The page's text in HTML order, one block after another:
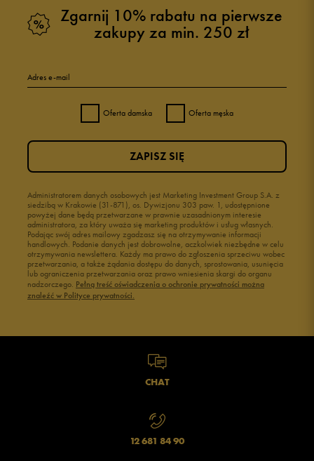
Zgarnij 10% rabatu na pierwsze
zakupy za min. 250 zł
Adres e-mail
Oferta damska Oferta męska
Administratorem danych osobowych jest Marketing Investment Group S.A. z
siedzibą w Krakowie (31-871), os. Dywizjonu 303 paw. 1, udostępnione
powyżej dane będą przetwarzane w prawnie uzasadnionym interesie
administratora, za który uważa się marketing produktów i usług własnych.
Podając swój adres mailowy zgadzasz się na otrzymywanie informacji
handlowych. Podanie danych jest dobrowolne, aczkolwiek niezbędne w celu
otrzymywania newslettera. Każdy ma prawo do zgłoszenia sprzeciwu wobec
przetwarzania, a także żądania dostępu do danych, sprostowania, usunięcia
lub ograniczenia przetwarzania oraz prawo wniesienia skargi do organu
nadzorczego. Pełną treść oświadczenia o ochronie prywatności można
znaleźć w Polityce prywatności.
ZAPISZ SIĘ
CHAT
12 681 84 90